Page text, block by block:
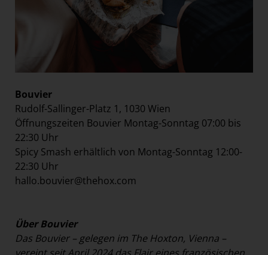
Bouvier
Rudolf-Sallinger-Platz 1, 1030 Wien
Öffnungszeiten Bouvier Montag-Sonntag 07:00 bis
22:30 Uhr
Spicy Smash erhältlich von Montag-Sonntag 12:00-
22:30 Uhr
hallo.bouvier@thehox.com
Über Bouvier
Das Bouvier – gelegen im The Hoxton, Vienna –